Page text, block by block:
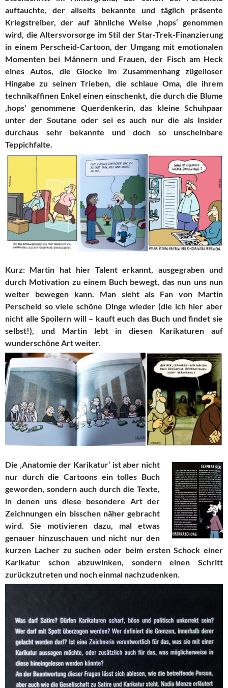
auftauchte, der allseits bekannte und täglich präsente
Kriegstreiber, der auf ähnliche Weise ‚hops‘ genommen
wird, die Altersvorsorge im Stil der Star-Trek-Finanzierung
in einem Perscheid-Cartoon, der Umgang mit emotionalen
Momenten bei Männern und Frauen, der Fisch am Heck
eines Autos, die Glocke im Zusammenhang zügelloser
Hingabe zu seinen Trieben, die schlaue Oma, die ihrem
technikaffinen Enkel einen einschenkt, die durch die Blume
‚hops‘ genommene Querdenkerin, das kleine Schuhpaar
unter der Soutane oder sei es auch nur die als Insider
durchaus sehr bekannte und doch so unscheinbare
Teppichfalte.
Kurz: Martin hat hier Talent erkannt, ausgegraben und
durch Motivation zu einem Buch bewegt, das nun uns nun
weiter bewegen kann. Man sieht als Fan von Martin
Perscheid so viele schöne Dinge wieder (die ich hier aber
nicht alle Spoilern will – kauft euch das Buch und findet sie
selbst!), und Martin lebt in diesen Karikaturen auf
wunderschöne Art weiter.
Die ‚Anatomie der Karikatur‘ ist aber nicht
nur durch die Cartoons ein tolles Buch
geworden, sondern auch durch die Texte,
in denen uns diese besondere Art der
Zeichnungen ein bisschen näher gebracht
wird. Sie motivieren dazu, mal etwas
genauer hinzuschauen und nicht nur den
kurzen Lacher zu suchen oder beim ersten Schock einer
Karikatur schon abzuwinken, sondern einen Schritt
zurückzutreten und noch einmal nachzudenken.